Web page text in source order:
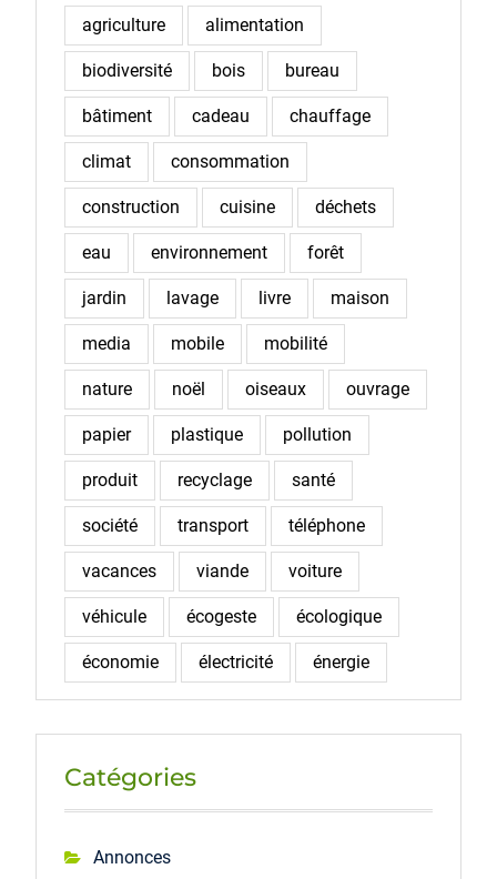
agriculture alimentation
biodiversité bois bureau
bâtiment cadeau chauffage
climat consommation
construction cuisine déchets
eau environnement forêt
jardin lavage livre maison
media mobile mobilité
nature noël oiseaux ouvrage
papier plastique pollution
produit recyclage santé
société transport téléphone
vacances viande voiture
véhicule écogeste écologique
économie électricité énergie
Catégories
Annonces